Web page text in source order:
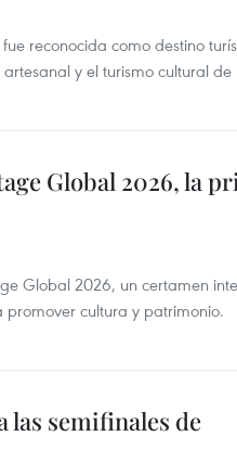
reconocida como destino
y el turismo cultural de
Global 2026, la
Global 2026, un certamen
cultura y patrimonio.
las semifinales de